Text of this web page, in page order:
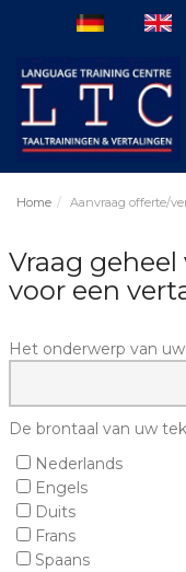
Home Aanvraag offerte/
Vraag
voor een
Het onderwerp van
De brontaal van uw
Nederlands
Engels
Duits
Frans
Spaans